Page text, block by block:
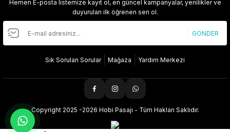
Hemen E-posta listemize kayıt ol, en güncel kampanyalar, yenilikler ve
duyuruları ilk öğrenen sen ol.
GÖNDER
Sık Sorulan Sorular Mağaza Yardım Merkezi
Copyright 2025 -2026 Hobi Pasajı - Tüm Hakları Saklıdır.